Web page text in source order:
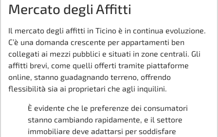
Mercato degli Affitti
Il mercato degli affitti in Ticino è in continua evoluzione.
C’è una domanda crescente per appartamenti ben
collegati ai mezzi pubblici e situati in zone centrali. Gli
affitti brevi, come quelli offerti tramite piattaforme
online, stanno guadagnando terreno, offrendo
flessibilità sia ai proprietari che agli inquilini.
È evidente che le preferenze dei consumatori
stanno cambiando rapidamente, e il settore
immobiliare deve adattarsi per soddisfare